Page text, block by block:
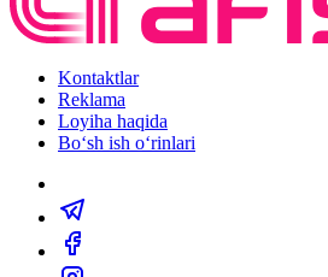
Kontaktlar
Reklama
Loyiha haqida
Bo‘sh ish o‘rinlari